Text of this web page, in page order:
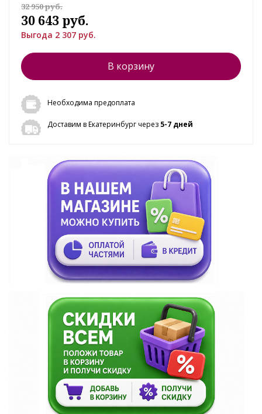
32 950 руб.
30 643 руб.
Выгода 2 307 руб.
В корзину
Необходима предоплата
Доставим в Екатеринбург через 5-7 дней